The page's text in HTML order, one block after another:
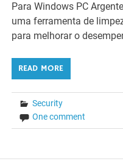
Para Windows PC
uma ferramenta de
para melhorar o
READ MORE
Security
One comment